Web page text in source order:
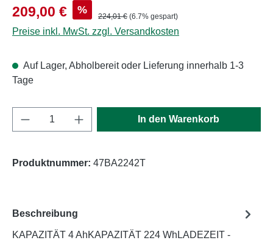
Verkaufspreis:
209,00 € % Regulärer Preis:
224,01 € (6.7% gespart)
Preise inkl. MwSt. zzgl. Versandkosten
Auf Lager, Abholbereit oder Lieferung innerhalb 1-3
Tage
Produkt Anzahl: Gib den gewünschten
In den Warenkorb
Produktnummer: 47BA2242T
Beschreibung
KAPAZITÄT 4 AhKAPAZITÄT 224 WhLADEZEIT -